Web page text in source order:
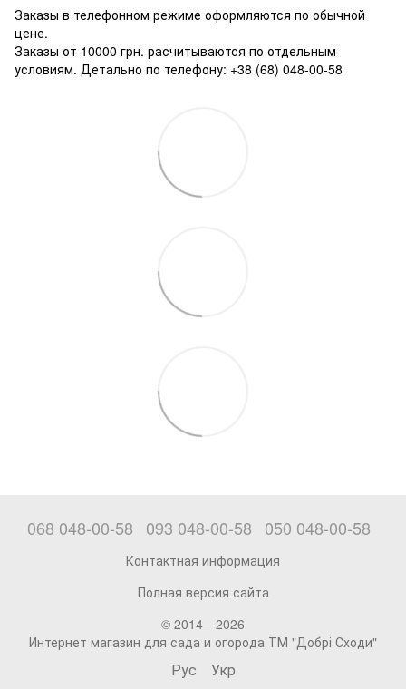
Заказы в телефонном режиме оформляются по обычной
цене.
Заказы от 10000 грн. расчитываются по отдельным
условиям. Детально по телефону: +38 (68) 048-00-58
068 048-00-58 093 048-00-58 050 048-00-58
Контактная информация
Полная версия сайта
© 2014—2026
Интернет магазин для сада и огорода ТМ "Добрі Сходи"
Рус Укр